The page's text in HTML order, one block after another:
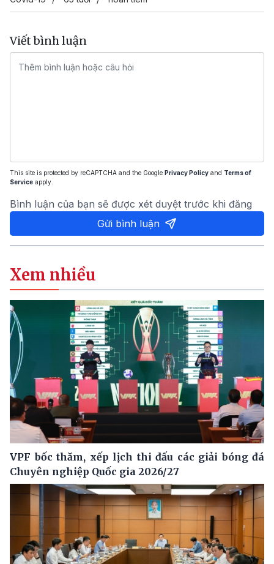
Viết bình luận
This site is protected by reCAPTCHA and the Google Privacy Policy and Terms of
Service apply.
Bình luận của bạn sẽ được xét duyệt trước khi đăng
Gửi bình luận
Xem nhiều
VPF bốc thăm, xếp lịch thi đấu các giải bóng đá
Chuyên nghiệp Quốc gia 2026/27